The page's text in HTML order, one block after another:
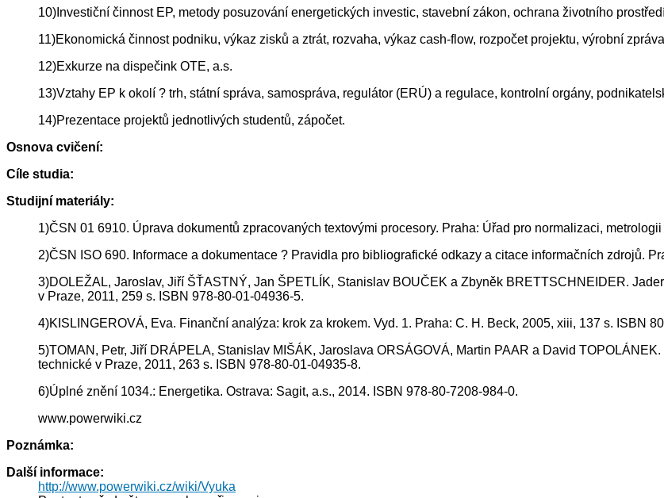
10)Investiční činnost EP, metody posuzování energetických investic, stavební zákon, ochrana životního
11)Ekonomická činnost podniku, výkaz zisků a ztrát, rozvaha, výkaz cash-flow, rozpočet projektu, výrobní
12)Exkurze na dispečink OTE, a.s.
13)Vztahy EP k okolí ? trh, státní správa, samospráva, regulátor (ERÚ) a regulace, kontrolní orgány,
14)Prezentace projektů jednotlivých studentů, zápočet.
Osnova cvičení:
Cíle studia:
Studijní materiály:
1)ČSN 01 6910. Úprava dokumentů zpracovaných textovými procesory. Praha: Úřad pro normalizaci,
2)ČSN ISO 690. Informace a dokumentace ? Pravidla pro bibliografické odkazy a citace informačních zdrojů.
3)DOLEŽAL, Jaroslav, Jiří ŠŤASTNÝ, Jan ŠPETLÍK, Stanislav BOUČEK a Zbyněk BRETTSCHNEIDER.
v Praze, 2011, 259 s. ISBN 978-80-01-04936-5.
4)KISLINGEROVÁ, Eva. Finanční analýza: krok za krokem. Vyd. 1. Praha: C. H. Beck, 2005, xiii, 137 s. ISBN
5)TOMAN, Petr, Jiří DRÁPELA, Stanislav MIŠÁK, Jaroslava ORSÁGOVÁ, Martin PAAR a David
technické v Praze, 2011, 263 s. ISBN 978-80-01-04935-8.
6)Úplné znění 1034.: Energetika. Ostrava: Sagit, a.s., 2014. ISBN 978-80-7208-984-0.
www.powerwiki.cz
Poznámka:
Další informace:
http://www.powerwiki.cz/wiki/Vyuka